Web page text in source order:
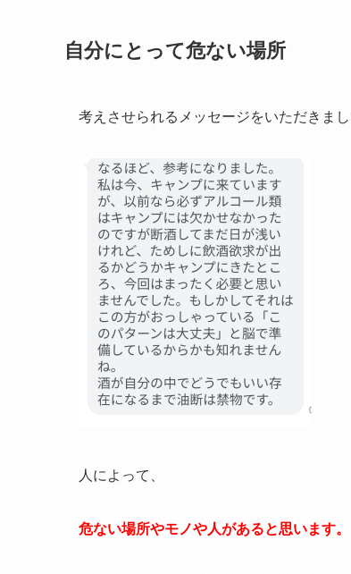
自分にとって危ない場所
考えさせられるメッセージをいただきまし
人によって、
危ない場所やモノや人があると思います。